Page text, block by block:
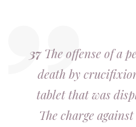
37The offense of a
death by
tablet that was
The charge